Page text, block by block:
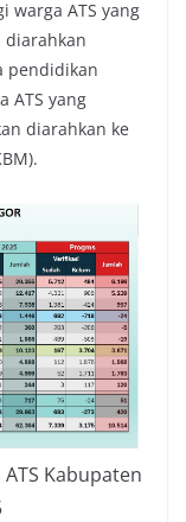
warga ATS yang
pendidikan
ATS yang
diarahkan ke
Kabupaten